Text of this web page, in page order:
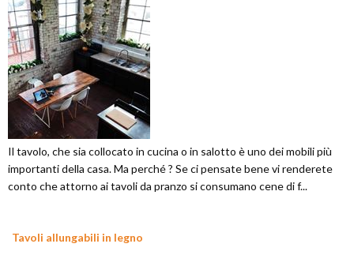
Il tavolo, che sia collocato in cucina o in salotto è uno dei mobili più
importanti della casa. Ma perché ? Se ci pensate bene vi renderete
conto che attorno ai tavoli da pranzo si consumano cene di f...
Tavoli allungabili in legno